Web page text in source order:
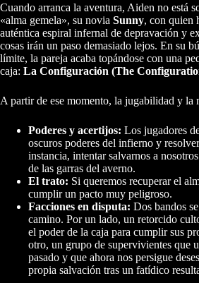
Cuando arranca la aventura, Aiden no está
«alma gemela», su novia Sunny, con quien
auténtica espiral infernal de depravación y
cosas irán un paso demasiado lejos. En su
límite, la pareja acaba topándose con una
caja: La Configuración (The
A partir de ese momento, la jugabilidad y la
Poderes y acertijos: Los jugadores
oscuros poderes del infierno y
instancia, intentar salvarnos a
de las garras del averno.
El trato: Si queremos recuperar el
cumplir un pacto muy peligroso.
Facciones en disputa: Dos bandos
camino. Por un lado, un retorcido
el poder de la caja para cumplir sus
otro, un grupo de supervivientes que
pasado y que ahora nos persigue
propia salvación tras un fatídico